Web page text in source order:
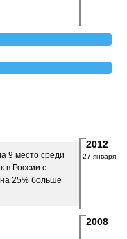
2012
27 января
9 место среди
в России с
25% больше
2008